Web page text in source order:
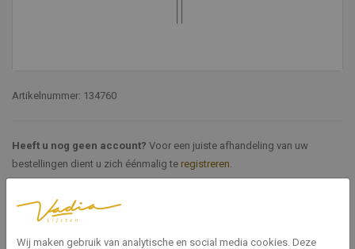
Artikelnummer: 134760
Heeft u nog geen account? Voor een juiste afhandeling van uw
bestellingen dient u zich éénmalig te registreren.
Specificaties
Wij maken gebruik van analytische en social media cookies. Deze